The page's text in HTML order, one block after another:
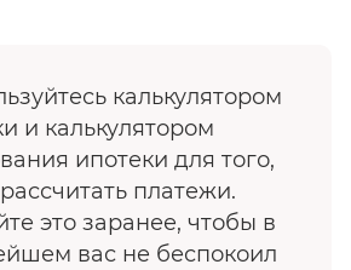
калькулятором
и калькулятором
ипотеки для того,
платежи.
это заранее, чтобы в
вас не беспокоил